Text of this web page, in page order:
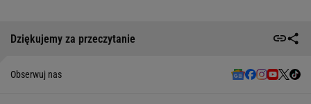
Dziękujemy za przeczytanie
Obserwuj nas